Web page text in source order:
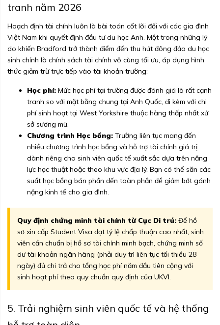
tranh năm 2026
Hoạch định tài chính luôn là bài toán cốt lõi đối với các gia đình
Việt Nam khi quyết định đầu tư du học Anh. Một trong những lý
do khiến Bradford trở thành điểm đến thu hút đông đảo du học
sinh chính là chính sách tài chính vô cùng tối ưu, áp dụng hình
thức giảm trừ trực tiếp vào tài khoản trường:
Học phí: Mức học phí tại trường được đánh giá là rất cạnh
tranh so với mặt bằng chung tại Anh Quốc, đi kèm với chi
phí sinh hoạt tại West Yorkshire thuộc hàng thấp nhất xứ
sở sương mù.
Chương trình Học bổng: Trường liên tục mang đến
nhiều chương trình học bổng và hỗ trợ tài chính giá trị
dành riêng cho sinh viên quốc tế xuất sắc dựa trên năng
lực học thuật hoặc theo khu vực địa lý. Bạn có thể săn các
suất học bổng bán phần đến toàn phần để giảm bớt gánh
nặng kinh tế cho gia đình.
Quy định chứng minh tài chính từ Cục Di trú: Để hồ
sơ xin cấp Student Visa đạt tỷ lệ chấp thuận cao nhất, sinh
viên cần chuẩn bị hồ sơ tài chính minh bạch, chứng minh số
dư tài khoản ngân hàng (phải duy trì liên tục tối thiểu 28
ngày) đủ chi trả cho tổng học phí năm đầu tiên cộng với
sinh hoạt phí theo quy chuẩn quy định của UKVI.
5. Trải nghiệm sinh viên quốc tế và hệ thống